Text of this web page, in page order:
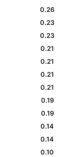
0.26
0.23
0.23
0.21
0.21
0.21
0.21
0.19
0.19
0.14
0.14
0.10